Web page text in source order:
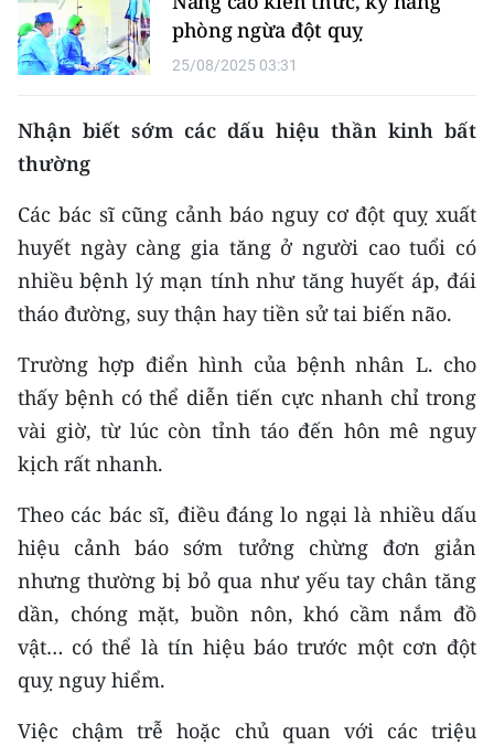
ENGLISH
中文
FRANÇAIS
РУССКИЙ
ESPAÑOL
한국어
phòng ngừa đột quỵ
25/08/2025 03:31
Nhận biết sớm các dấu hiệu thần kinh bất
thường
Các bác sĩ cũng cảnh báo nguy cơ đột quỵ xuất
huyết ngày càng gia tăng ở người cao tuổi có
nhiều bệnh lý mạn tính như tăng huyết áp, đái
tháo đường, suy thận hay tiền sử tai biến não.
Trường hợp điển hình của bệnh nhân L. cho
thấy bệnh có thể diễn tiến cực nhanh chỉ trong
vài giờ, từ lúc còn tỉnh táo đến hôn mê nguy
kịch rất nhanh.
Theo các bác sĩ, điều đáng lo ngại là nhiều dấu
hiệu cảnh báo sớm tưởng chừng đơn giản
nhưng thường bị bỏ qua như yếu tay chân tăng
dần, chóng mặt, buồn nôn, khó cầm nắm đồ
vật… có thể là tín hiệu báo trước một cơn đột
quỵ nguy hiểm.
Việc chậm trễ hoặc chủ quan với các triệu